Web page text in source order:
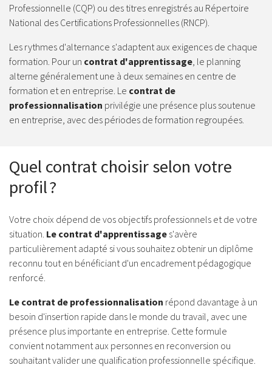
Professionnelle (CQP) ou des titres enregistrés au Répertoire
National des Certifications Professionnelles (RNCP).
Les rythmes d'alternance s'adaptent aux exigences de chaque
formation. Pour un contrat d'apprentissage , le planning
alterne généralement une à deux semaines en centre de
formation et en entreprise. Le contrat de
professionnalisation privilégie une présence plus soutenue
en entreprise, avec des périodes de formation regroupées.
Quel contrat choisir selon votre
profil ?
Votre choix dépend de vos objectifs professionnels et de votre
situation. Le contrat d'apprentissage s'avère
particulièrement adapté si vous souhaitez obtenir un diplôme
reconnu tout en bénéficiant d'un encadrement pédagogique
renforcé.
Le contrat de professionnalisation répond davantage à un
besoin d'insertion rapide dans le monde du travail, avec une
présence plus importante en entreprise. Cette formule
convient notamment aux personnes en reconversion ou
souhaitant valider une qualification professionnelle spécifique.